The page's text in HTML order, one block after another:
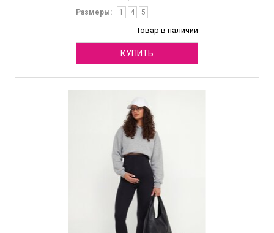
Размеры:
1 4 5
Товар в наличии
КУПИТЬ